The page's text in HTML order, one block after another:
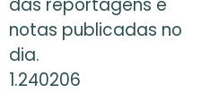
notas publicadas no
dia.
1.240206